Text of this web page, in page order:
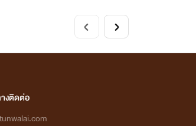
งติดต่อ
tunwalai.com